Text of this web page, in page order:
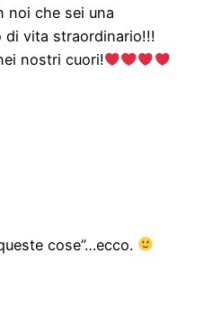
noi che sei una
di vita straordinario!!!
nostri cuori!
cose”…ecco.